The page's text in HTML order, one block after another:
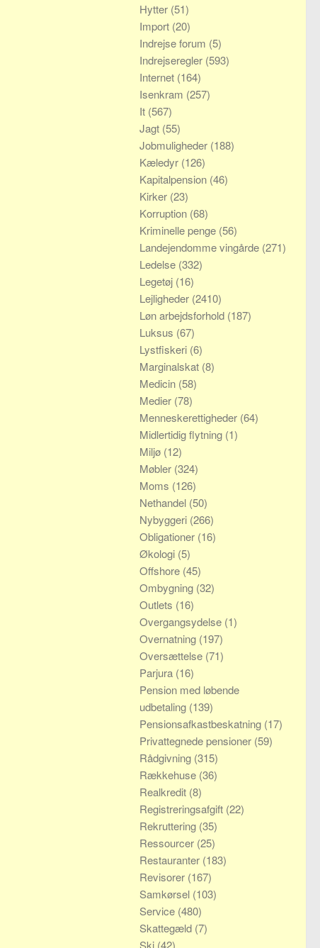
Hytter (51)
Import (20)
Indrejse forum (5)
Indrejseregler (593)
Internet (164)
Isenkram (257)
It (567)
Jagt (55)
Jobmuligheder (188)
Kæledyr (126)
Kapitalpension (46)
Kirker (23)
Korruption (68)
Kriminelle penge (56)
Landejendomme vingårde (271)
Ledelse (332)
Legetøj (16)
Lejligheder (2410)
Løn arbejdsforhold (187)
Luksus (67)
Lystfiskeri (6)
Marginalskat (8)
Medicin (58)
Medier (78)
Menneskerettigheder (64)
Midlertidig flytning (1)
Miljø (12)
Møbler (324)
Moms (126)
Nethandel (50)
Nybyggeri (266)
Obligationer (16)
Økologi (5)
Offshore (45)
Ombygning (32)
Outlets (16)
Overgangsydelse (1)
Overnatning (197)
Oversættelse (71)
Parjura (16)
Pension med løbende
udbetaling (139)
Pensionsafkastbeskatning (17)
Privattegnede pensioner (59)
Rådgivning (315)
Rækkehuse (36)
Realkredit (8)
Registreringsafgift (22)
Rekruttering (35)
Ressourcer (25)
Restauranter (183)
Revisorer (167)
Samkørsel (103)
Service (480)
Skattegæld (7)
Ski (42)